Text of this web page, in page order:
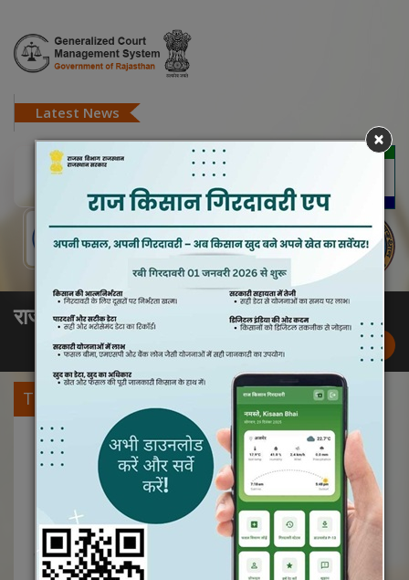
Latest News
राजस्व मण्डल न्यायालय की सूचना
SSO Login
Today Cause List
अपील
अपील डिक्री
इजराय
इस्तगासा
दावा
नजरसानी अपील
18.9%
24.4%
Previous
×